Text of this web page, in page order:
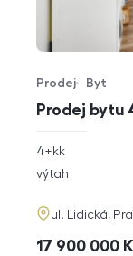
Prodej bytu
Typ nabídky
Prodej
Typ nemovitosti
Byt
rozměry
4+kk
funkce
výtah
adresa
ul. Lidická,
cena
17 900 000